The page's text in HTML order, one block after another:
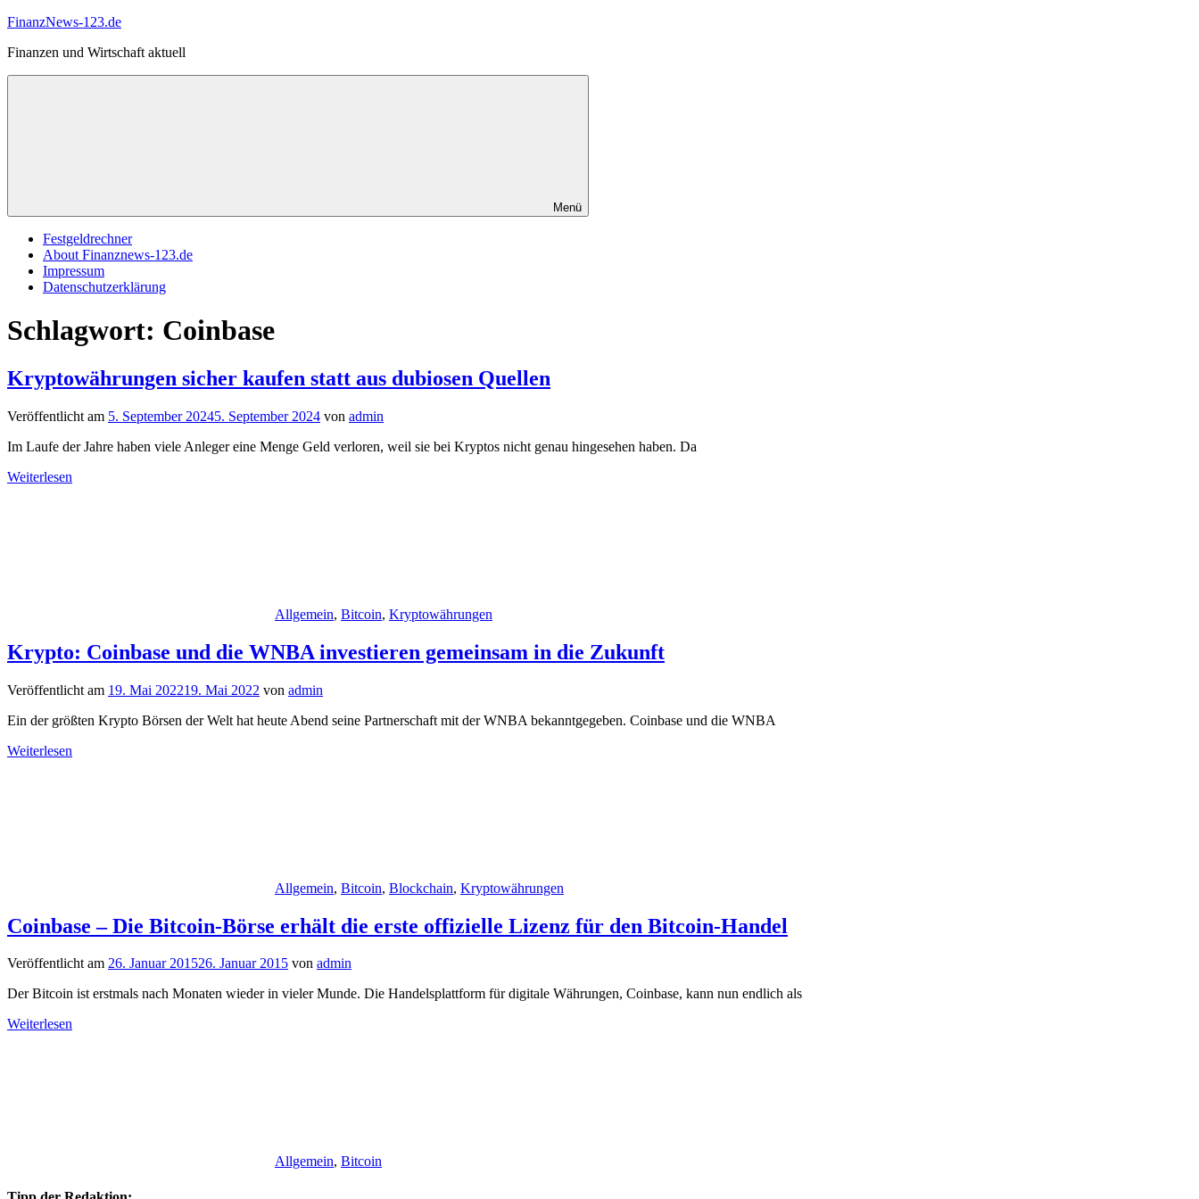
Zum
springen
FinanzNews-123.de
Finanzen und Wirtschaft aktuell
Menü
Festgeldrechner
About Finanznews-123.de
Impressum
Datenschutzerklärung
Schlagwort: Coinbase
Kryptowährungen sicher kaufen statt aus dubiosen Quellen
Veröffentlicht am 5. September 20245. September 2024 von admin
Im Laufe der Jahre haben viele Anleger eine Menge Geld verloren, weil sie bei Kryptos nicht genau hingesehen haben. Da
Weiterlesen
Allgemein, Bitcoin, Kryptowährungen
Krypto: Coinbase und die WNBA investieren gemeinsam in die Zukunft
Veröffentlicht am 19. Mai 202219. Mai 2022 von admin
Ein der größten Krypto Börsen der Welt hat heute Abend seine Partnerschaft mit der WNBA bekanntgegeben. Coinbase und die WNBA
Weiterlesen
Allgemein, Bitcoin, Blockchain, Kryptowährungen
Coinbase – Die Bitcoin-Börse erhält die erste offizielle Lizenz für den Bitcoin-Handel
Veröffentlicht am 26. Januar 201526. Januar 2015 von admin
Der Bitcoin ist erstmals nach Monaten wieder in vieler Munde. Die Handelsplattform für digitale Währungen, Coinbase, kann nun endlich als
Weiterlesen
Allgemein, Bitcoin